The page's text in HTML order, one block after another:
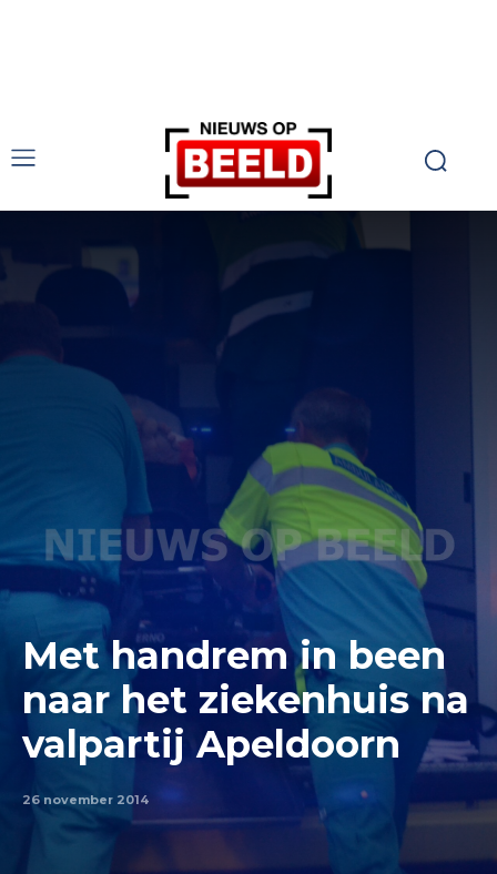
Met handrem in been
naar het ziekenhuis na
valpartij Apeldoorn
26 november 2014